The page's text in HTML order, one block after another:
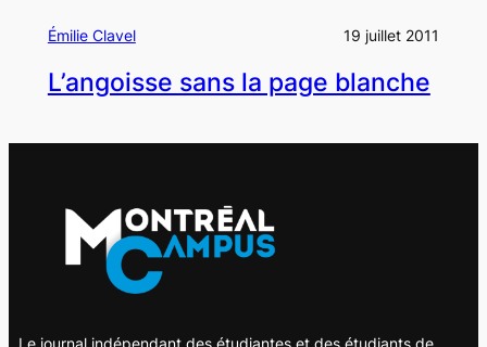
Émilie Clavel 19 juillet 2011
L’angoisse sans la page blanche